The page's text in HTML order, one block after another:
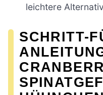
leichtere
SCHRITT-